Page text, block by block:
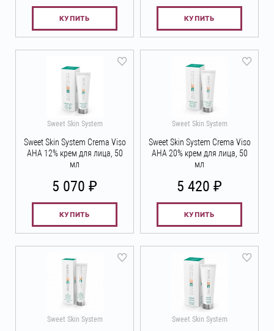
КУПИТЬ КУПИТЬ
Sweet Skin System
Sweet Skin System Crema Viso
АНА 12% крем для лица, 50
мл
5 070 ₽
КУПИТЬ
Sweet Skin System
Sweet Skin System Crema Viso
АНА 20% крем для лица, 50
мл
5 420 ₽
КУПИТЬ
Sweet Skin System Sweet Skin System